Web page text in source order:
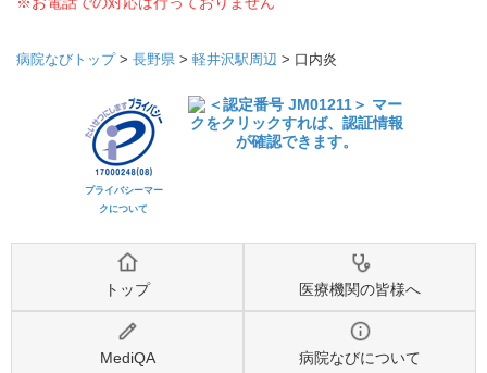
病院なびトップ> 長野県 > 軽井沢駅周辺 > 口内炎
プライバシーマー
クについて
トップ 医療機関の皆様へ
MediQA 病院なびについて